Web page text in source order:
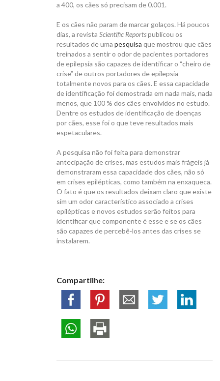
a 400, os cães só precisam de 0.001.
E os cães não param de marcar golaços. Há poucos
dias, a revista Scientific Reportspublicou os
resultados de uma pesquisa que mostrou que cães
treinados a sentir o odor de pacientes portadores
de epilepsia são capazes de identificar o “cheiro de
crise” de outros portadores de epilepsia
totalmente novos para os cães. E essa capacidade
de identificação foi demostrada em nada mais, nada
menos, que 100 % dos cães envolvidos no estudo.
Dentre os estudos de identificação de doenças
por cães, esse foi o que teve resultados mais
espetaculares.
A pesquisa não foi feita para demonstrar
antecipação de crises, mas estudos mais frágeis já
demonstraram essa capacidade dos cães, não só
em crises epilépticas, como também na enxaqueca.
O fato é que os resultados deixam claro que existe
sim um odor característico associado a crises
epilépticas e novos estudos serão feitos para
identificar que componente é esse e se os cães
são capazes de percebê-los antes das crises se
instalarem.
Compartilhe: